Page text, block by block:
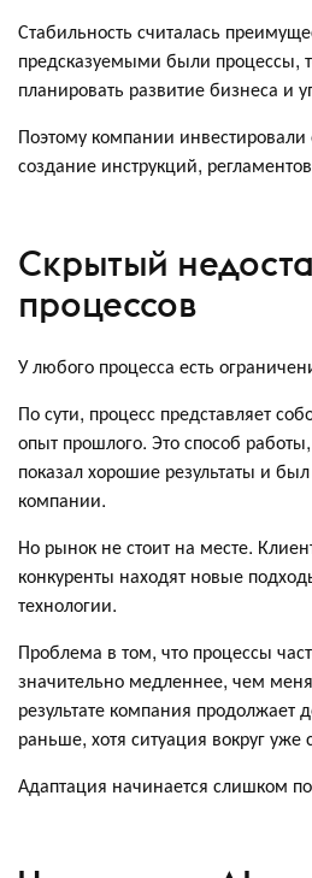
Стабильность считалась
предсказуемыми были процессы,
планировать развитие бизнеса и
Поэтому компании
создание инструкций,
Скрытый
процессов
У любого процесса есть
По сути, процесс представляет
опыт прошлого. Это способ
показал хорошие результаты и
компании.
Но рынок не стоит на месте.
конкуренты находят новые
технологии.
Проблема в том, что процессы
значительно медленнее, чем
результате компания продолжает
раньше, хотя ситуация вокруг уже
Адаптация начинается слишком